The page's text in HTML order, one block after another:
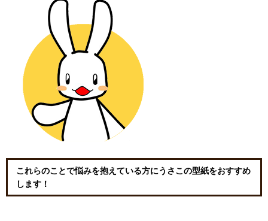
これらのことで悩みを抱えている方にうさこの型紙をおすすめ
します！